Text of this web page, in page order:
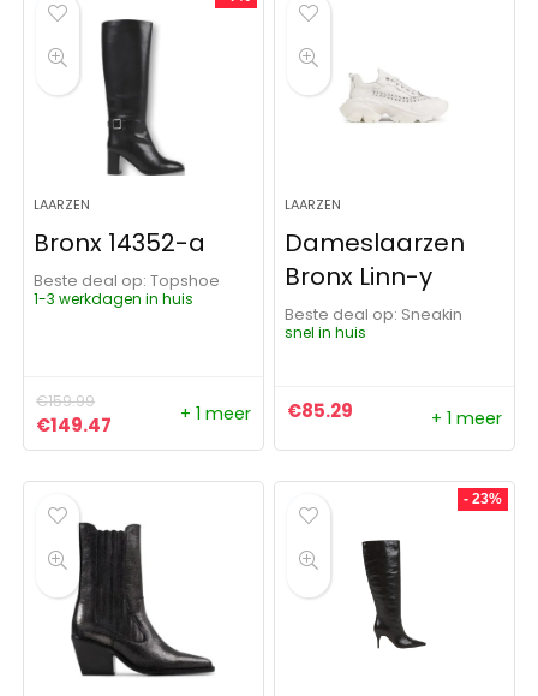
LAARZEN
Bronx 14352-a
Beste deal op:
Topshoe
1-3 werkdagen in huis
€159.99
Oorspronkelijke prijs was: €159.99.
€149.47 Huidige prijs is: €149.47.
+ 1 meer
LAARZEN
Dameslaarzen
Bronx Linn-y
Beste deal op:
Sneakin
snel in huis
€85.29 + 1 meer
- 23%